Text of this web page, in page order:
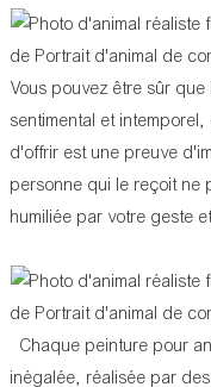
Vous pouvez être sûr
sentimental et
d'offrir est une preuve
personne qui le reçoit ne
humiliée par votre geste
Chaque peinture pour
inégalée, réalisée par